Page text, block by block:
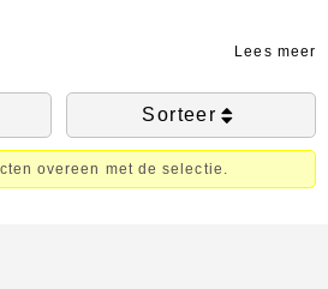
Sorteer
overeen met de selectie.